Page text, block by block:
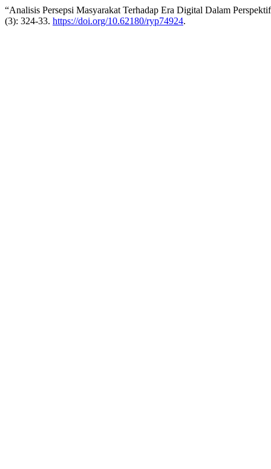
“Analisis Persepsi Masyarakat Terhadap Era Digital Dalam
(3): 324-33. https://doi.org/10.62180/ryp74924.